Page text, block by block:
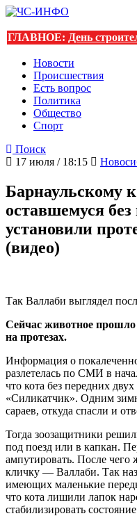
ГЛАВНОЕ: День
Новости
Происшествия
Есть вопрос
Политика
Общество
Спорт
Поиск
17 июля / 18:15
Барнаульскому
оставшемуся
установили
(видео)
Так Валлаби выглядел
Сейчас животное прошло
на протезах.
Информация о
разлетелась по СМИ в
что кота без передних
«Силикатчик». Одним
сараев, откуда спасли и
Тогда зоозащитники
под поезд или в капкан.
ампутировать. После
кличку — Валлаби. Так
имеющих маленькие
что кота лишили лапок
стабилизировать